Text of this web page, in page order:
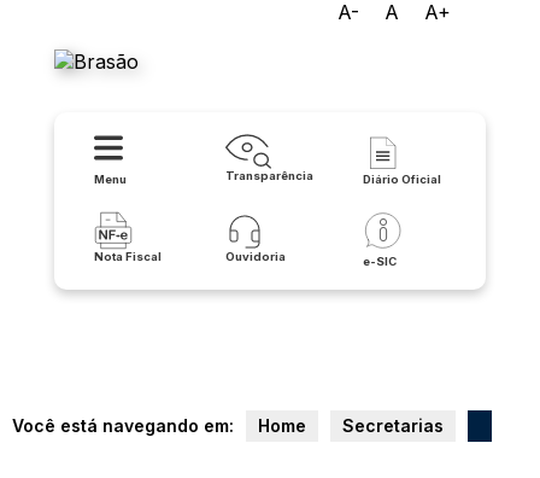
A- A A+
Menu Transparência Diário Oficial
Nota Fiscal Ouvidoria e-SIC
Você está navegando em: Home Secretarias